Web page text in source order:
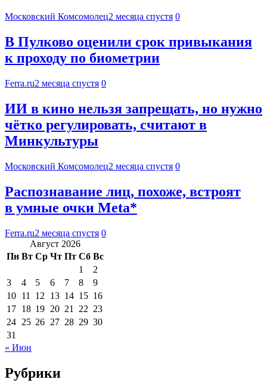
Московский Комсомолец2 месяца спустя 0
В Пулково оценили срок привыкания
к проходу по биометрии
Ferra.ru2 месяца спустя 0
ИИ в кино нельзя запрещать, но нужно
чётко регулировать, считают в
Минкультуры
Московский Комсомолец2 месяца спустя 0
Распознавание лиц, похоже, встроят
в умные очки Meta*
Ferra.ru2 месяца спустя 0
Август 2026
Пн Вт Ср Чт Пт Сб Вс
1
2
3
4 5 6 7 8
9
10 11 12 13 14 15 16
17 18 19 20 21 22 23
24 25 26 27 28 29 30
31
« Июн
Рубрики